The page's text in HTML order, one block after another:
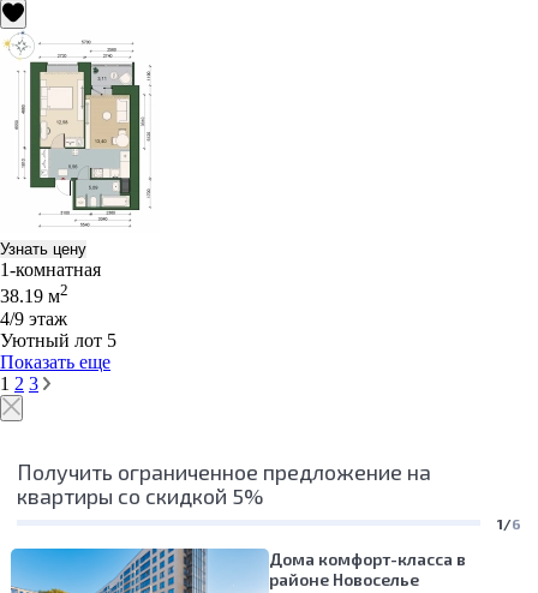
Узнать цену
1-комнатная
38.19 м2
4/9 этаж
Уютный лот 5
Показать еще
1 2 3
Получить ограниченное предложение на
квартиры со скидкой 5%
1/6
Дома комфорт-класса в
районе Новоселье